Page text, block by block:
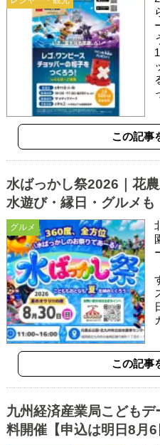
この記事
グルメ
水ばっかし祭2026｜花
水遊び・縁日・グルメも
この記事
九州経済産業局こども
料開催【申込は明日8月6